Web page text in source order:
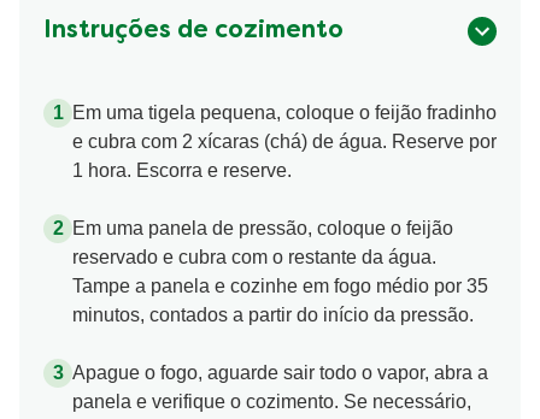
Instruções de cozimento
Em uma tigela pequena, coloque o feijão fradinho
e cubra com 2 xícaras (chá) de água. Reserve por
1 hora. Escorra e reserve.
Em uma panela de pressão, coloque o feijão
reservado e cubra com o restante da água.
Tampe a panela e cozinhe em fogo médio por 35
minutos, contados a partir do início da pressão.
Apague o fogo, aguarde sair todo o vapor, abra a
panela e verifique o cozimento. Se necessário,